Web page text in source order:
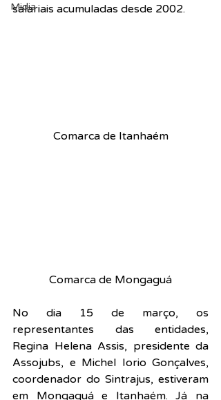
Midia
salariais acumuladas desde 2002.
Comarca de Itanhaém
Comarca de Mongaguá
No dia 15 de março, os
representantes das entidades,
Regina Helena Assis, presidente da
Assojubs, e Michel Iorio Gonçalves,
coordenador do Sintrajus, estiveram
em Mongaguá e Itanhaém. Já na